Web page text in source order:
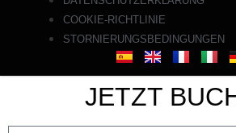
COOKIE-RICHTLINIE
STORNIERUNGSBEDINGUNGEN
JETZT